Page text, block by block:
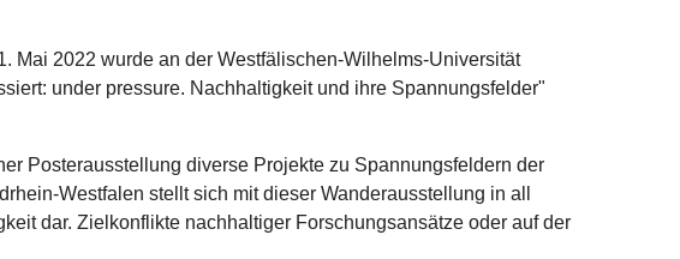
Mai 2022 wurde an der Westfälischen-Wilhelms-Universität
under pressure. Nachhaltigkeit und ihre Spannungsfelder"
Posterausstellung diverse Projekte zu Spannungsfeldern der
Westfalen stellt sich mit dieser Wanderausstellung in all
dar. Zielkonflikte nachhaltiger Forschungsansätze oder auf der